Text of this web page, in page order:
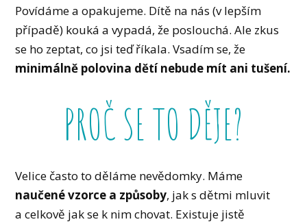
Povídáme a opakujeme. Dítě na nás (v lepším
případě) kouká a vypadá, že poslouchá. Ale zkus
se ho zeptat, co jsi teď říkala. Vsadím se, že
minimálně polovina dětí nebude mít ani tušení.
PROČ SE TO DĚJE?
Velice často to děláme nevědomky. Máme
naučené vzorce a způsoby, jak s dětmi mluvit
a celkově jak se k nim chovat. Existuje jistě